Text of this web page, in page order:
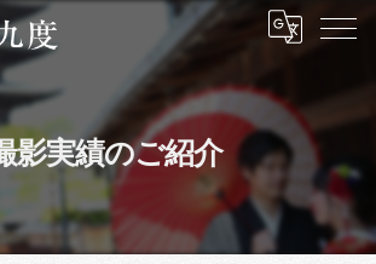
影実績のご紹介